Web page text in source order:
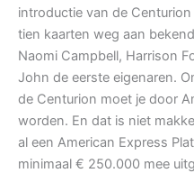
introductie van de
tien kaarten weg aan
Naomi Campbell, Harrison
John de eerste eigenaren.
de Centurion moet je door
worden. En dat is niet
al een American Express
minimaal € 250.000 mee